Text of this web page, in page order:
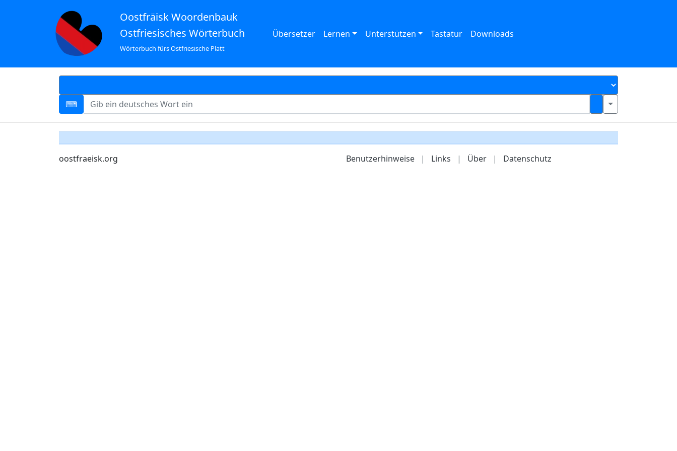
Oostfräisk Woordenbauk
Ostfriesisches Wörterbuch
Wörterbuch fürs Ostfriesische Platt
Übersetzer Lernen Unterstützen Tastatur Downloads
oostfraeisk.org Benutzerhinweise | Links | Über | Datenschutz